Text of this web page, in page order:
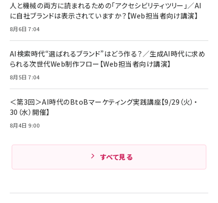
組織の成果を最大化する ルールのデザイン
￥1,980
Amazonランキングをもっと見る
技術基準適合】ブラック
￥5,990
ケーブル Anker絡まないケーブル 240W 結束バン
ド付き USB PD対応 シリコン素材採用 iPhone
17 / 16 / 15 / Galaxy iPad Pro MacBook
Pro/Air 各種対応 (1.8m ミッドナイトブラック)
￥1,890
サッポロ 生ビール 黒ラベル 350ml 缶 24本 ビー
ル ケース買い【6/30応募〆切! 黒ラベルビヤセラー
￥4,857
人と機械の両方に読まれるための「アクセシビリティツリー」／AI
に自社ブランドは表示されていますか？【Web担当者向け講演】
8月6日 7:04
AI検索時代“選ばれるブランド”はどう作る？／生成AI時代に求め
られる次世代Web制作フロー【Web担当者向け講演】
8月5日 7:04
＜第3回＞AI時代のBtoBマーケティング実践講座【9/29（火）・
30（水）開催】
8月4日 9:00
すべて見る